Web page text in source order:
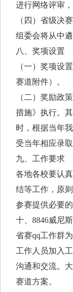
进行网络评审
（四）省级决
组委会将从中
八、奖项设置
（一）奖项设
赛道附件）。
（二）奖励政
措施》执行。
时，根据当年
受当年相应录取
九、工作要求
各地各校要认
结等工作，原
参赛提供必要
十、8846威尼
省赛qq工作群
工作人员加入
沟通和交流。
赛道方案。